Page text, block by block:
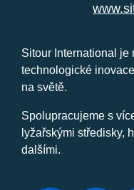
Sitour International
technologické
na světě.
Spolupracujeme s
lyžařskými středisky,
dalšími.